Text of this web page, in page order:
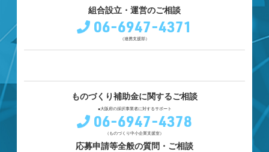
組合設立・運営のご相談
06-6947-4371
（連携支援部）
ものづくり補助金に関するご相談
●大阪府の採択事業者に対するサポート
06-6947-4378
（ものづくり中小企業支援室）
応募申請等全般の質問・ご相談